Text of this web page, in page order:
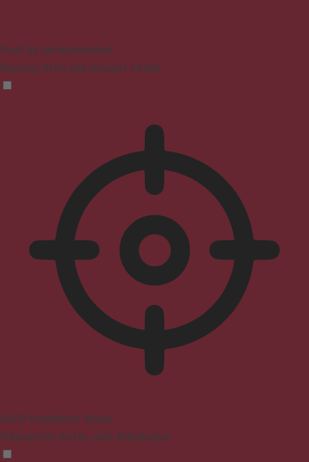
Profil für Anfallssicherheit
Beseitigt Blitze und reduziert Farben
ADHD-freundlicher Modus
Fokussiertes Surfen, ohne Ablenkungen